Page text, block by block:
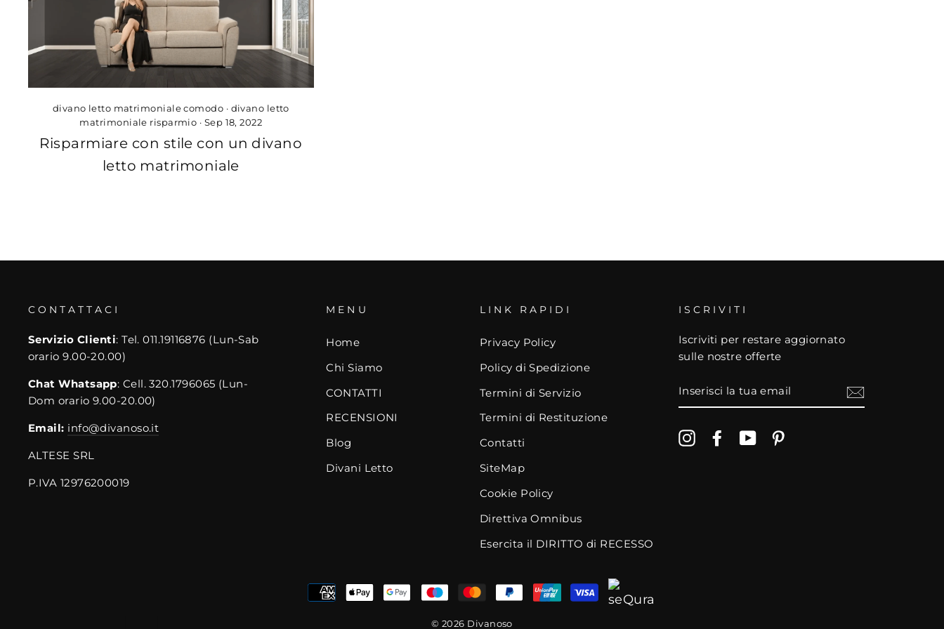
divano letto matrimoniale comodo · divano letto
matrimoniale risparmio · Sep 18, 2022
Risparmiare con stile con un divano
letto matrimoniale
CONTATTACI
Servizio Clienti: Tel. 011.19116876 (Lun-Sab
orario 9.00-20.00)
Chat Whatsapp: Cell. 320.1796065 (Lun-
Dom orario 9.00-20.00)
Email: info@divanoso.it
ALTESE SRL
P.IVA 12976200019
MENU
Home
Chi Siamo
CONTATTI
RECENSIONI
Blog
Divani Letto
LINK RAPIDI
Privacy Policy
Policy di Spedizione
Termini di Servizio
Termini di Restituzione
Contatti
SiteMap
Cookie Policy
Direttiva Omnibus
Esercita il DIRITTO di RECESSO
ISCRIVITI
Iscriviti per restare aggiornato
sulle nostre offerte
LA
TUA
InstagramFacebook
YouTube
© 2026 Divanoso